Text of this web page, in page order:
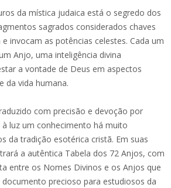
da mística judaica está o segredo dos
sagrados considerados chaves
invocam as potências celestes. Cada um
Anjo, uma inteligência divina
a vontade de Deus em aspectos
da vida humana.
com precisão e devoção por
luz um conhecimento há muito
da tradição esotérica cristã. Em suas
a autêntica Tabela dos 72 Anjos, com
entre os Nomes Divinos e os Anjos que
precioso para estudiosos da